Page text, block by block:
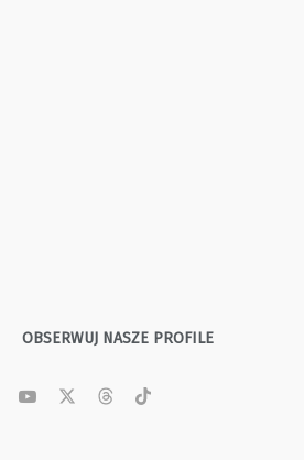
OBSERWUJ NASZE PROFILE